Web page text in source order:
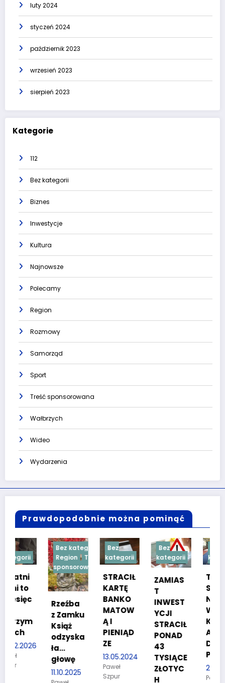
luty 2024
styczeń 2024
październik 2023
wrzesień 2023
sierpień 2023
Kategorie
112
Bez kategorii
Biznes
Inwestycje
Kultura
Najnowsze
Polecamy
Region
Rozmowy
Samorząd
Sport
Treść sponsorowana
Wałbrzych
Wideo
Wydarzenia
Prawdopodobnie można pominąć
Bez kategorii
Region
Treść
sponsorowana
Rzeźba
z Zamku
Książ
odzyska
ła…
Bez
kategorii
STRACIŁ
KARTĘ
BANKO
MATOW
Ą I
PIENIĄD
ZE
13.05.2024
Szpur
Bez
kategorii
ZAMIAS
T
INWEST
YCJI
STRACIŁ
PONAD
TYSIĄCE
Bez
kategorii
TESTY
NOŚCIO
KANDYD
ATÓW
POLICJI
27.03.2024